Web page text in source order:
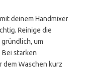
deinem Handmixer
Reinige die
um
starken
dem Waschen kurz